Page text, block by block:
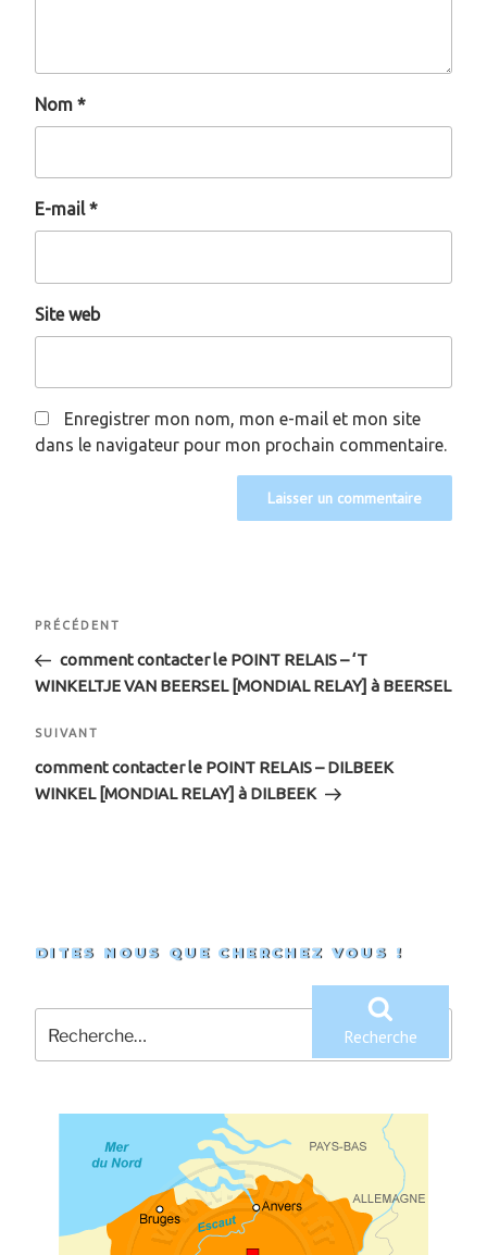
Nom *
E-mail*
Site web
Enregistrer mon nom, mon e-mail et mon site
dans le navigateur pour mon prochain commentaire.
Navigation
de
l’article
Article
précédent
PRÉCÉDENT
comment contacter le POINT RELAIS – ‘T
WINKELTJE VAN BEERSEL [MONDIAL RELAY] à BEERSEL
Article
suivant
SUIVANT
comment contacter le POINT RELAIS – DILBEEK
WINKEL [MONDIAL RELAY] à DILBEEK
DITES NOUS QUE CHERCHEZ VOUS !
Recherche
pour
:
Recherche